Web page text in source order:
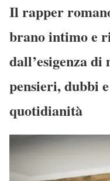
Il rapper
brano intimo e
dall’esigenza
pensieri, dubbi
quotidianità